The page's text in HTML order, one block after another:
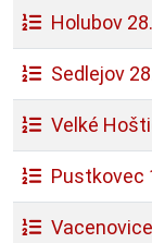
Holubov
Sedlejov
Velké
Pustkovec